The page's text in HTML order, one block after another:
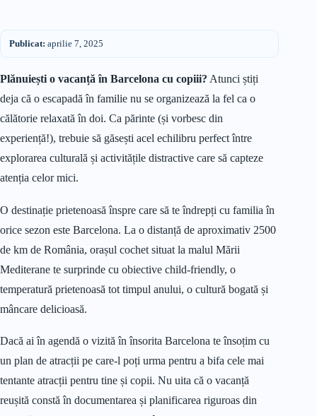
Publicat: aprilie 7, 2025
Plănuiești o vacanță în Barcelona cu copiii? Atunci știți
deja că o escapadă în familie nu se organizează la fel ca o
călătorie relaxată în doi. Ca părinte (și vorbesc din
experiență!), trebuie să găsești acel echilibru perfect între
explorarea culturală și activitățile distractive care să capteze
atenția celor mici.
O destinație prietenoasă înspre care să te îndrepți cu familia în
orice sezon este Barcelona. La o distanță de aproximativ 2500
de km de România, orașul cochet situat la malul Mării
Mediterane te surprinde cu obiective child-friendly, o
temperatură prietenoasă tot timpul anului, o cultură bogată și
mâncare delicioasă.
Dacă ai în agendă o vizită în însorita Barcelona te însoțim cu
un plan de atracții pe care-l poți urma pentru a bifa cele mai
tentante atracții pentru tine și copii. Nu uita că o vacanță
reușită constă în documentarea și planificarea riguroas din